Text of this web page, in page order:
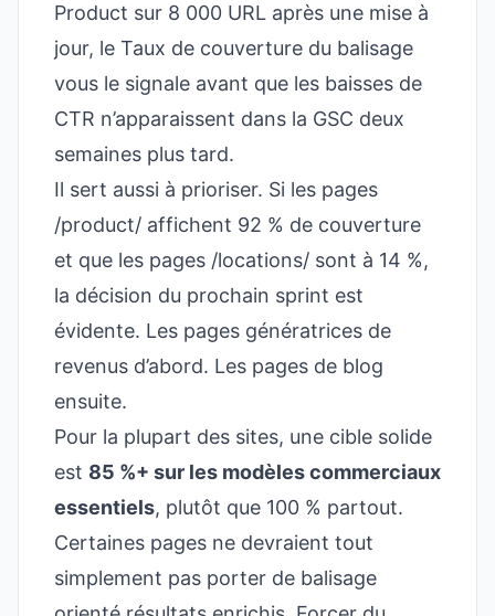
Product sur 8 000 URL après une mise à
jour, le Taux de couverture du balisage
vous le signale avant que les baisses de
CTR n’apparaissent dans la GSC deux
semaines plus tard.
Il sert aussi à prioriser. Si les pages
/product/ affichent 92 % de couverture
et que les pages /locations/ sont à 14 %,
la décision du prochain sprint est
évidente. Les pages génératrices de
revenus d’abord. Les pages de blog
ensuite.
Pour la plupart des sites, une cible solide
est 85 %+ sur les modèles commerciaux
essentiels, plutôt que 100 % partout.
Certaines pages ne devraient tout
simplement pas porter de balisage